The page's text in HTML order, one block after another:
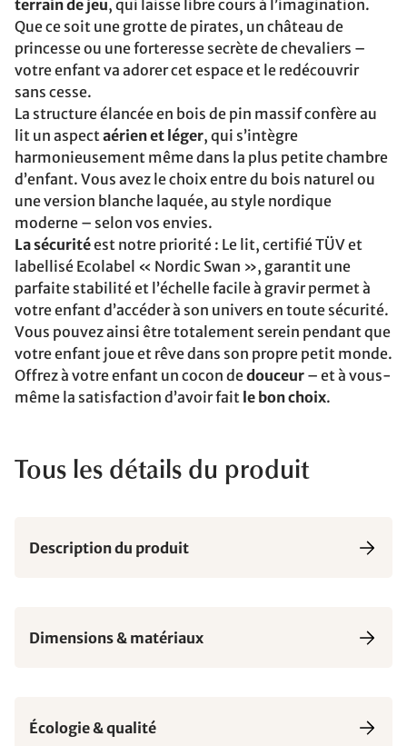
terrain de jeu, qui laisse libre cours à l’imagination.
Que ce soit une grotte de pirates, un château de
princesse ou une forteresse secrète de chevaliers –
votre enfant va adorer cet espace et le redécouvrir
sans cesse.
La structure élancée en bois de pin massif confère au
lit un aspectaérien et léger, qui s’intègre
harmonieusement même dans la plus petite chambre
d’enfant. Vous avez le choix entre du bois naturel ou
une version blanche laquée, au style nordique
moderne – selon vos envies.
Lasécuritéest notre priorité : Le lit, certifié TÜV et
labellisé Ecolabel « Nordic Swan », garantit une
parfaite stabilité et l’échelle facile à gravir permet à
votre enfant d’accéder à son univers en toute sécurité.
Vous pouvez ainsi être totalement serein pendant que
votre enfant joue et rêve dans son propre petit monde.
Offrez à votre enfant un cocon dedouceur – et à vous-
même la satisfaction d’avoir fait le bon choix.
Tous les détails du produit
Description du produit
Dimensions & matériaux
Écologie & qualité